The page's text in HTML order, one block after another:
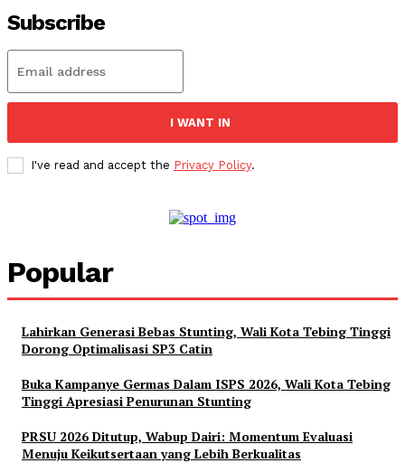
Subscribe
I WANT IN
I've read and accept the Privacy Policy.
Popular
Lahirkan Generasi Bebas Stunting, Wali Kota Tebing Tinggi
Dorong Optimalisasi SP3 Catin
Buka Kampanye Germas Dalam ISPS 2026, Wali Kota Tebing
Tinggi Apresiasi Penurunan Stunting
PRSU 2026 Ditutup, Wabup Dairi: Momentum Evaluasi
Menuju Keikutsertaan yang Lebih Berkualitas